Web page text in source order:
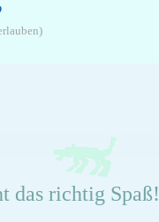
das richtig Spaß!